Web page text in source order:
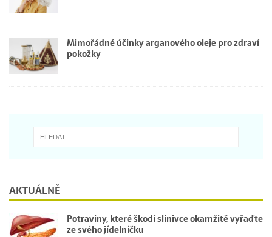
Mimořádné účinky arganového oleje pro zdraví
pokožky
AKTUÁLNĚ
Potraviny, které škodí slinivce okamžitě vyřaďte
ze svého jídelníčku